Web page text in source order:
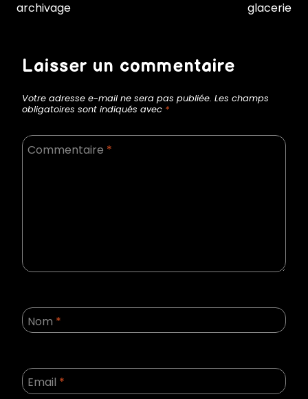
de
l’article
archivage
glacerie
Laisser un commentaire
Votre adresse e-mail ne sera pas publiée. Les champs
obligatoires sont indiqués avec *
Commentaire *
Nom *
Email *